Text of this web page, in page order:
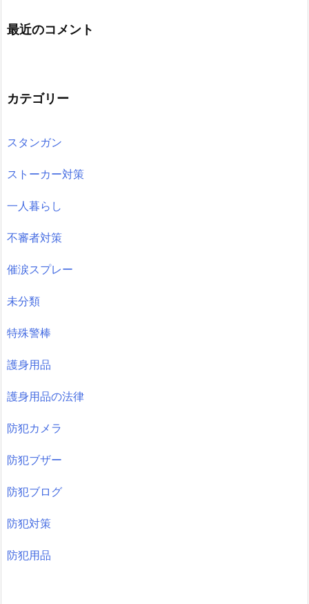
最近のコメント
カテゴリー
スタンガン
ストーカー対策
一人暮らし
不審者対策
催涙スプレー
未分類
特殊警棒
護身用品
護身用品の法律
防犯カメラ
防犯ブザー
防犯ブログ
防犯対策
防犯用品